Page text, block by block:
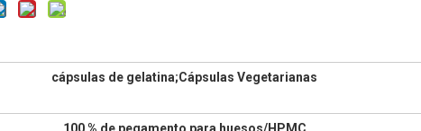
cápsulas de gelatina;Cápsulas Vegetarianas